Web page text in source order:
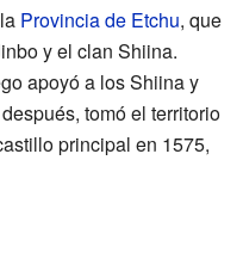
Provincia de Etchu, que
y el clan Shiina.
apoyó a los Shiina y
tomó el territorio
principal en 1575,